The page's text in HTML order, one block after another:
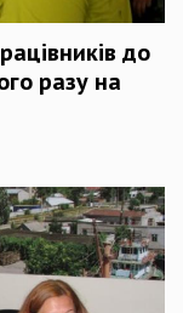
до
разу на